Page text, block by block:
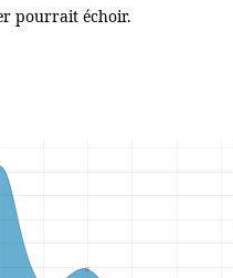
pourrait échoir.